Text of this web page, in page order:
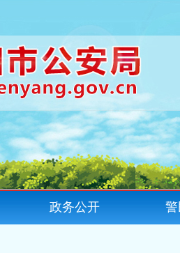
政务公开